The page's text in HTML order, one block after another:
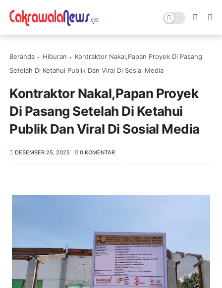
Beranda Hiburan
Kontraktor Nakal,Papan Proyek Di Pasang
Setelah Di Ketahui Publik Dan Viral Di Sosial Media
Kontraktor Nakal,Papan Proyek
Di Pasang Setelah Di Ketahui
Publik Dan Viral Di Sosial Media
DESEMBER 25, 2025 0 KOMENTAR